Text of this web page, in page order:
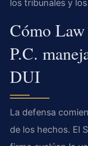
los tribunales y
Cómo
P.C.
DUI
La defensa
de los hechos. El